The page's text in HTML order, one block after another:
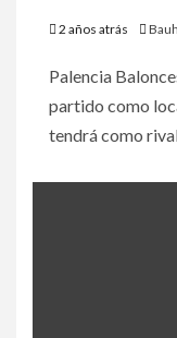
2 años atrás
Palencia
partido como
tendrá como rival